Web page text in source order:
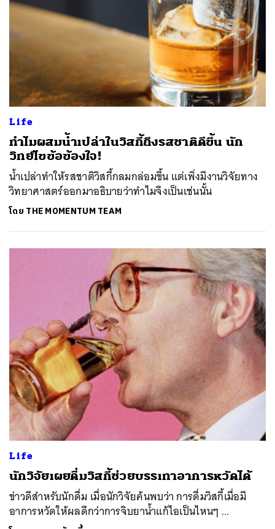
Life
ทำไมผสมน้ำเปล่าในวิสกี้ถึงรสชาติดีขึ้น นัก
วิทย์ไขข้อข้องใจ!
น้ำเปล่าทำให้รสชาติวิสกี้กลมกล่อมขึ้น แต่เพิ่งมีงานวิจัยทาง
วิทยาศาสตร์ออกมาอธิบายว่าทำไมจึงเป็นเช่นนั้น
โดย THE MOMENTUM TEAM
Life
นักวิจัยเผยดื่มวิสกี้ช่วยบรรเทาอาการหวัดได้
ข่าวดีสำหรับนักดื่ม เมื่อนักวิจัยค้นพบว่า การดื่มวิสกี้เมื่อมี
อาการหวัดให้ผลดีกว่าการจิบยาน้ำแก้ไอเป็นไหนๆ ...
SHARE LINE EMAIL